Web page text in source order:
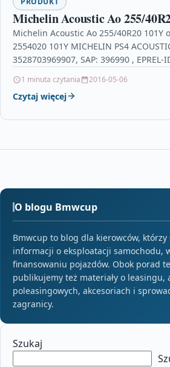
Michelin Acoustic Ao 255/
Michelin Acoustic Ao 255/40R20 101Y
2554020 101Y MICHELIN PS4
3528703969907, SAP: 396990 , EPREL-
1 minuta czytania 2016-05-06
Czytaj więcej
O blogu Bmwcup
Bmwcup to blog dla kierowców,
informacji o eksploatacji samochodu,
finansowaniu pojazdów. Obok porad
publikujemy też materiały o leasingu,
poleasingowych, akcesoriach i
zagranicy.
Szukaj